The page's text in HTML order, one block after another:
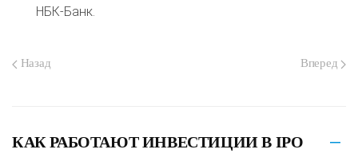
НБК-Банк.
Назад Вперед
КАК РАБОТАЮТ ИНВЕСТИЦИИ В IPO